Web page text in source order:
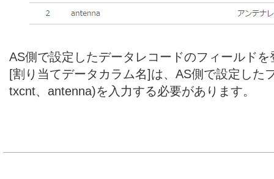
AS側で設定したデータレコードのフィールドを
[割り当てデータカラム名]は、AS側で設定した
txcnt、antenna)を入力する必要があります。